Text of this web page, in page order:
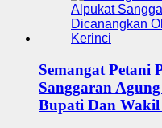
Semangat Petani
Sanggaran
Bupati Dan